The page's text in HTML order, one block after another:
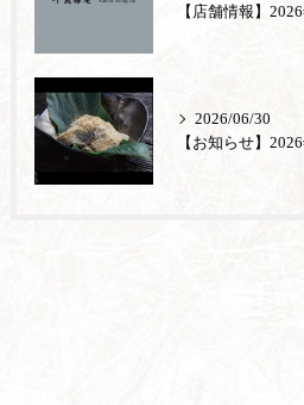
2026/06/30
【お知らせ】